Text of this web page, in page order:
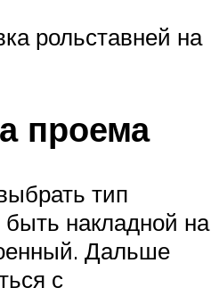
рольставней на
проема
тип
накладной на
Дальше
с